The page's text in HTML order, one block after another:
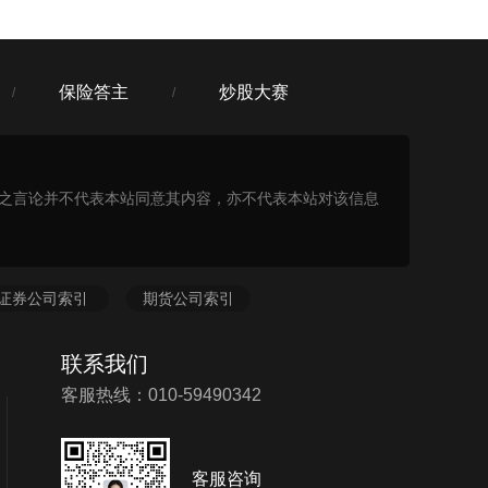
/ 保险答主 / 炒股大赛
论并不代表本站同意其内容，亦不代表本站对该信息
券公司索引 期货公司索引
联系我们
客服热线：010-59490342
客服咨询